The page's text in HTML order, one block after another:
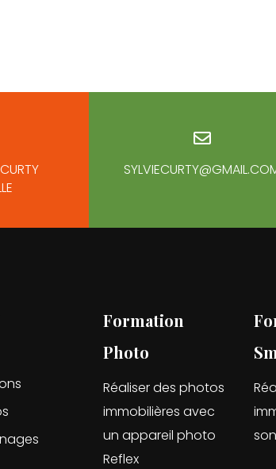
Formation
Photo
Réaliser des photos
immobilières avec
un appareil photo
Reflex